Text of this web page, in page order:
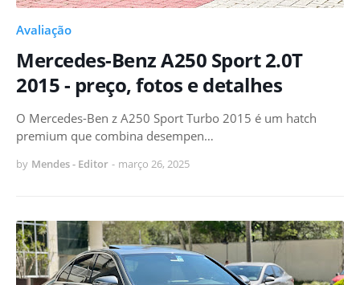
Avaliação
Mercedes-Benz A250 Sport 2.0T
2015 - preço, fotos e detalhes
O Mercedes-Ben z A250 Sport Turbo 2015 é um hatch
premium que combina desempen…
by Mendes - Editor - março 26, 2025